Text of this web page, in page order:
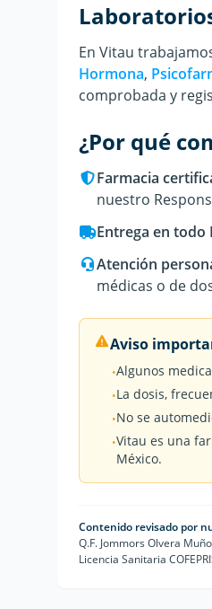
En Vitau
Hormona,
comprobada y
¿Por qué
Farmacia
nuestro
Entrega en todo
Atención
médicas o de
Aviso
•Algunos
•La dosis,
•No se
•Vitau es una
México.
Contenido revisado por
Q.F. Jommors Olvera
Licencia Sanitaria